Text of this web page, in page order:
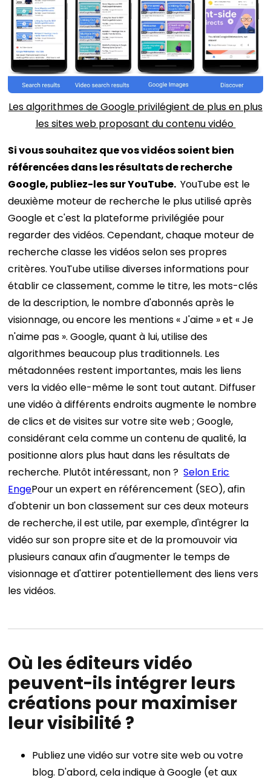
Les algorithmes de Google privilégient de plus en plus
les sites web proposant du contenu vidéo
Si vous souhaitez que vos vidéos soient bien
référencées dans les résultats de recherche
Google, publiez-les sur YouTube. YouTube est le
deuxième moteur de recherche le plus utilisé après
Google et c'est la plateforme privilégiée pour
regarder des vidéos. Cependant, chaque moteur de
recherche classe les vidéos selon ses propres
critères. YouTube utilise diverses informations pour
établir ce classement, comme le titre, les mots-clés
de la description, le nombre d'abonnés après le
visionnage, ou encore les mentions « J'aime » et « Je
n'aime pas ». Google, quant à lui, utilise des
algorithmes beaucoup plus traditionnels. Les
métadonnées restent importantes, mais les liens
vers la vidéo elle-même le sont tout autant. Diffuser
une vidéo à différents endroits augmente le nombre
de clics et de visites sur votre site web ; Google,
considérant cela comme un contenu de qualité, la
positionne alors plus haut dans les résultats de
recherche. Plutôt intéressant, non ? Selon Eric
EngePour un expert en référencement (SEO), afin
d'obtenir un bon classement sur ces deux moteurs
de recherche, il est utile, par exemple, d'intégrer la
vidéo sur son propre site et de la promouvoir via
plusieurs canaux afin d'augmenter le temps de
visionnage et d'attirer potentiellement des liens vers
les vidéos.
Où les éditeurs vidéo
peuvent-ils intégrer leurs
créations pour maximiser
leur visibilité ?
Publiez une vidéo sur votre site web ou votre
blog. D'abord, cela indique à Google (et aux